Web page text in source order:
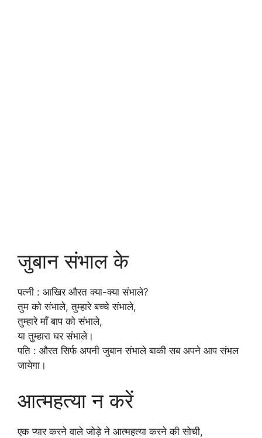
जुबान संभाल के
पत्नी : आखिर औरत क्या-क्या संभाले?
तुम को संभाले, तुम्हारे बच्चे संभाले,
तुम्हारे माँ बाप को संभाले,
या तुम्हारा घर संभाले।
पति : औरत सिर्फ अपनी जुबान संभाले बाकी सब अपने आप संभल
जायेगा।
आत्महत्या न करें
एक प्यार करने वाले जोड़े ने आत्महत्या करने की सोची,